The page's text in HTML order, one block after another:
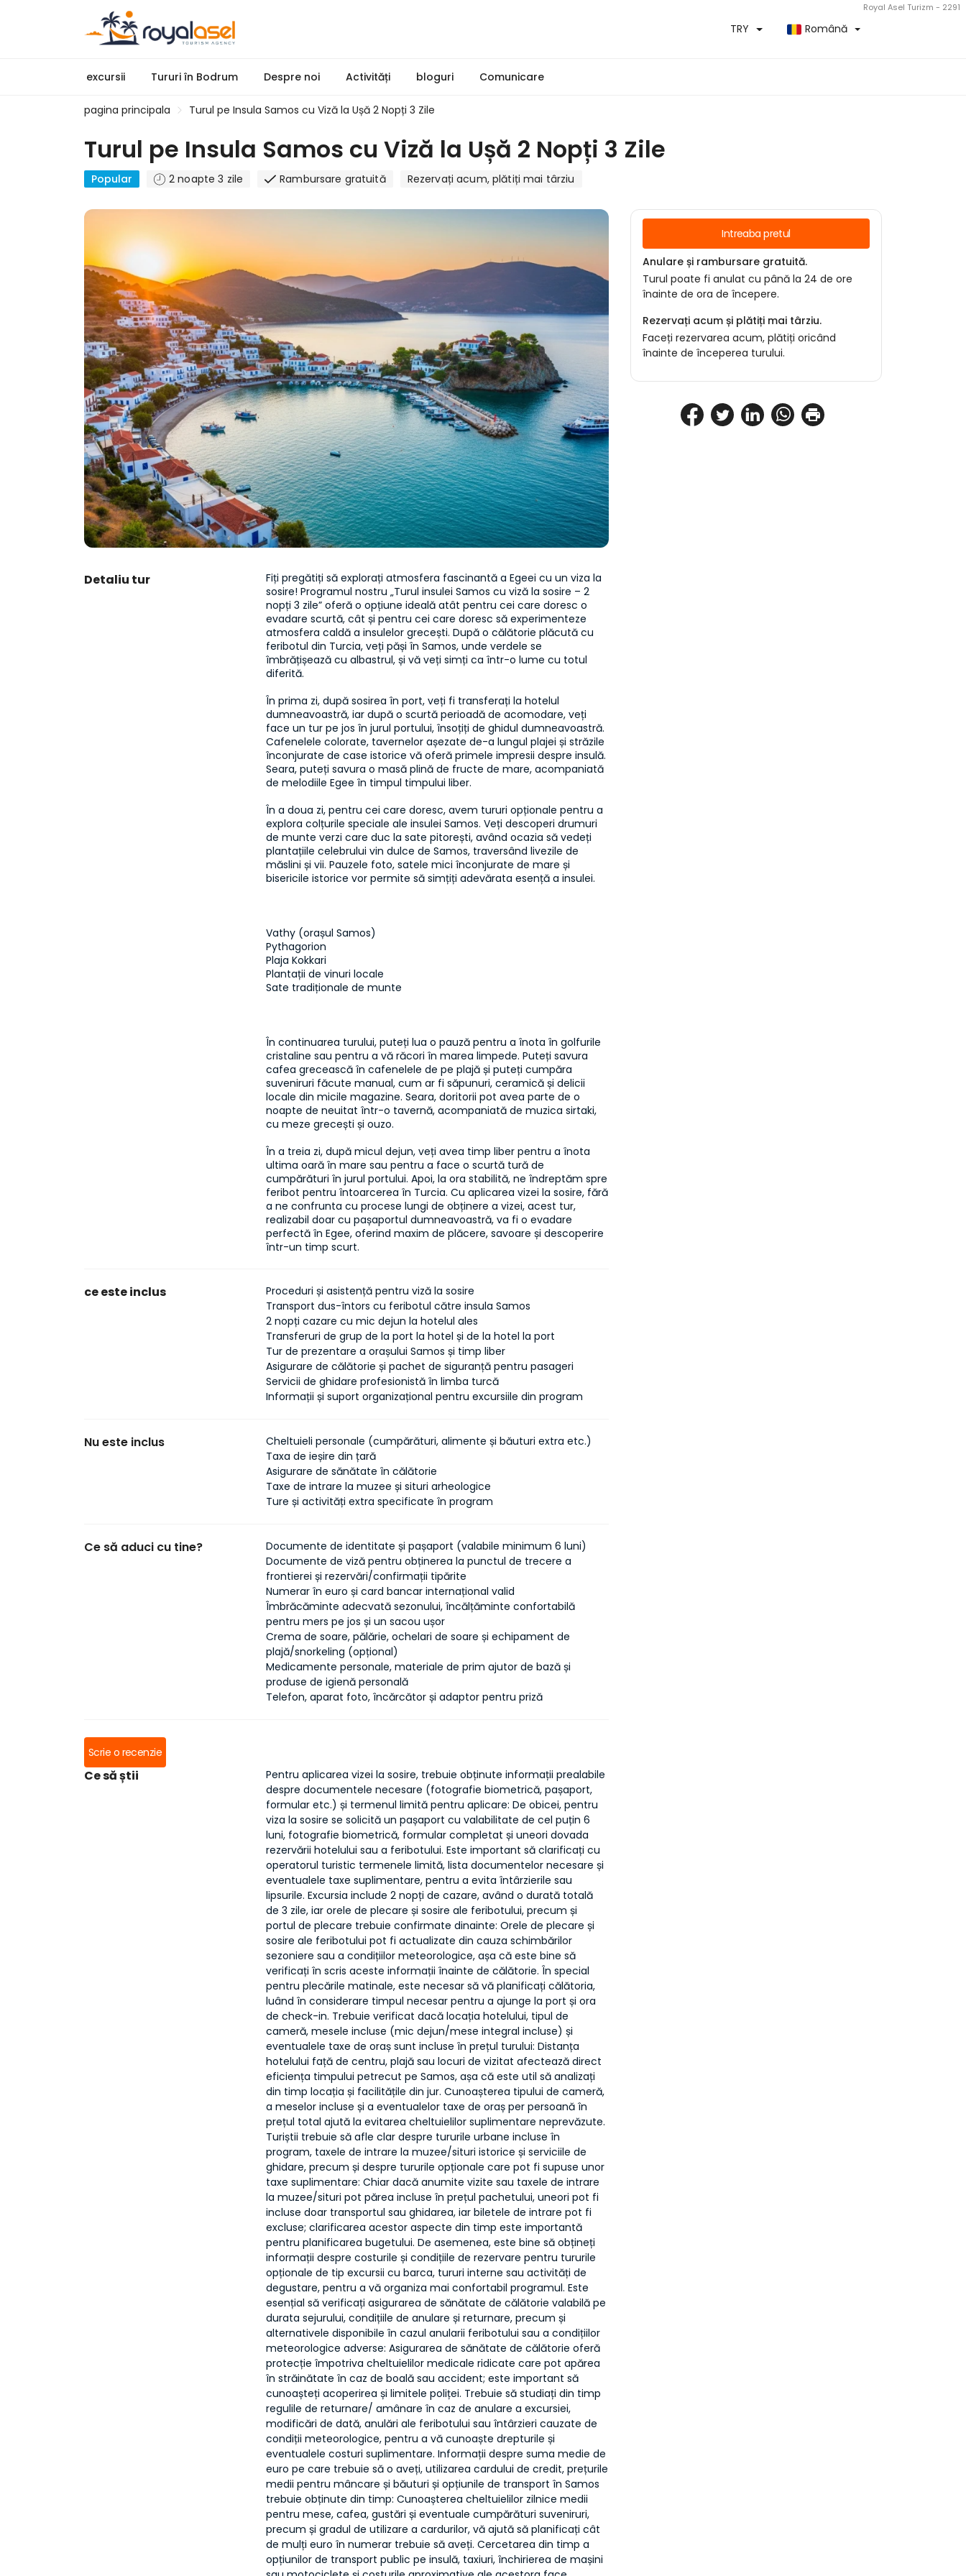
Royal Asel Turizm - 2291
TRY Română
excursii Tururi în Bodrum Despre noi Activități bloguri Comunicare
pagina principala Turul pe Insula Samos cu Viză la Ușă 2 Nopți 3 Zile
Turul pe Insula Samos cu Viză la Ușă 2 Nopți 3 Zile
Popular 2 noapte 3 zile Rambursare gratuită Rezervați acum, plătiți mai târziu
Detaliu tur
Fiți pregătiți să explorați atmosfera fascinantă a Egeei cu un viza la
sosire! Programul nostru „Turul insulei Samos cu viză la sosire – 2
nopți 3 zile” oferă o opțiune ideală atât pentru cei care doresc o
evadare scurtă, cât și pentru cei care doresc să experimenteze
atmosfera caldă a insulelor grecești. După o călătorie plăcută cu
feribotul din Turcia, veți păși în Samos, unde verdele se
îmbrățișează cu albastrul, și vă veți simți ca într-o lume cu totul
diferită.
În prima zi, după sosirea în port, veți fi transferați la hotelul
dumneavoastră, iar după o scurtă perioadă de acomodare, veți
face un tur pe jos în jurul portului, însoțiți de ghidul dumneavoastră.
Cafenelele colorate, tavernelor așezate de-a lungul plajei și străzile
înconjurate de case istorice vă oferă primele impresii despre insulă.
Seara, puteți savura o masă plină de fructe de mare, acompaniată
de melodiile Egee în timpul timpului liber.
În a doua zi, pentru cei care doresc, avem tururi opționale pentru a
explora colțurile speciale ale insulei Samos. Veți descoperi drumuri
de munte verzi care duc la sate pitorești, având ocazia să vedeți
plantațiile celebrului vin dulce de Samos, traversând livezile de
măslini și vii. Pauzele foto, satele mici înconjurate de mare și
Vathy (orașul Samos)
Pythagorion
Plaja Kokkari
Plantații de vinuri locale
În continuarea turului, puteți lua o pauză pentru a înota în golfurile
cristaline sau pentru a vă răcori în marea limpede. Puteți savura
cafea grecească în cafenelele de pe plajă și puteți cumpăra
suveniruri făcute manual, cum ar fi săpunuri, ceramică și delicii
locale din micile magazine. Seara, doritorii pot avea parte de o
noapte de neuitat într-o tavernă, acompaniată de muzica sirtaki,
cu meze grecești și ouzo.
În a treia zi, după micul dejun, veți avea timp liber pentru a înota
ultima oară în mare sau pentru a face o scurtă tură de
cumpărături în jurul portului. Apoi, la ora stabilită, ne îndreptăm spre
feribot pentru întoarcerea în Turcia. Cu aplicarea vizei la sosire, fără
a ne confrunta cu procese lungi de obținere a vizei, acest tur,
realizabil doar cu pașaportul dumneavoastră, va fi o evadare
perfectă în Egee, oferind maxim de plăcere, savoare și descoperire
într-un timp scurt.
ce este inclus
Proceduri și asistență pentru viză la sosire
Transport dus-întors cu feribotul către insula Samos
2 nopți cazare cu mic dejun la hotelul ales
Transferuri de grup de la port la hotel și de la hotel la port
Tur de prezentare a orașului Samos și timp liber
Asigurare de călătorie și pachet de siguranță pentru pasageri
Servicii de ghidare profesionistă în limba turcă
Informații și suport organizațional pentru excursiile din program
Nu este inclus
Cheltuieli personale (cumpărături, alimente și băuturi extra etc.)
Taxa de ieșire din țară
Asigurare de sănătate în călătorie
Taxe de intrare la muzee și situri arheologice
Ture și activități extra specificate în program
Ce să aduci cu tine?
Documente de identitate și pașaport (valabile minimum 6 luni)
Documente de viză pentru obținerea la punctul de trecere a
frontierei și rezervări/confirmații tipărite
Numerar în euro și card bancar internațional valid
Îmbrăcăminte adecvată sezonului, încălțăminte confortabilă
pentru mers pe jos și un sacou ușor
Crema de soare, pălărie, ochelari de soare și echipament de
plajă/snorkeling (opțional)
Medicamente personale, materiale de prim ajutor de bază și
produse de igienă personală
Telefon, aparat foto, încărcător și adaptor pentru priză
Scrie o recenzie
Ce să știi
Pentru aplicarea vizei la sosire, trebuie obținute informații prealabile
despre documentele necesare (fotografie biometrică, pașaport,
formular etc.) și termenul limită pentru aplicare: De obicei, pentru
viza la sosire se solicită un pașaport cu valabilitate de cel puțin 6
luni, fotografie biometrică, formular completat și uneori dovada
rezervării hotelului sau a feribotului. Este important să clarificați cu
operatorul turistic termenele limită, lista documentelor necesare și
eventualele taxe suplimentare, pentru a evita întârzierile sau
lipsurile. Excursia include 2 nopți de cazare, având o durată totală
de 3 zile, iar orele de plecare și sosire ale feribotului, precum și
portul de plecare trebuie confirmate dinainte: Orele de plecare și
sosire ale feribotului pot fi actualizate din cauza schimbărilor
sezoniere sau a condițiilor meteorologice, așa că este bine să
verificați în scris aceste informații înainte de călătorie. În special
pentru plecările matinale, este necesar să vă planificați călătoria,
luând în considerare timpul necesar pentru a ajunge la port și ora
de check-in. Trebuie verificat dacă locația hotelului, tipul de
cameră, mesele incluse (mic dejun/mese integral incluse) și
eventualele taxe de oraș sunt incluse în prețul turului: Distanța
hotelului față de centru, plajă sau locuri de vizitat afectează direct
eficiența timpului petrecut pe Samos, așa că este util să analizați
din timp locația și facilitățile din jur. Cunoașterea tipului de cameră,
a meselor incluse și a eventualelor taxe de oraș per persoană în
prețul total ajută la evitarea cheltuielilor suplimentare neprevăzute.
Turiștii trebuie să afle clar despre tururile urbane incluse în
program, taxele de intrare la muzee/situri istorice și serviciile de
ghidare, precum și despre tururile opționale care pot fi supuse unor
taxe suplimentare: Chiar dacă anumite vizite sau taxele de intrare
la muzee/situri pot părea incluse în prețul pachetului, uneori pot fi
incluse doar transportul sau ghidarea, iar biletele de intrare pot fi
excluse; clarificarea acestor aspecte din timp este importantă
pentru planificarea bugetului. De asemenea, este bine să obțineți
informații despre costurile și condițiile de rezervare pentru tururile
opționale de tip excursii cu barca, tururi interne sau activități de
degustare, pentru a vă organiza mai confortabil programul. Este
esențial să verificați asigurarea de sănătate de călătorie valabilă pe
durata sejurului, condițiile de anulare și returnare, precum și
alternativele disponibile în cazul anularii feribotului sau a condițiilor
meteorologice adverse: Asigurarea de sănătate de călătorie oferă
protecție împotriva cheltuielilor medicale ridicate care pot apărea
în străinătate în caz de boală sau accident; este important să
cunoașteți acoperirea și limitele poliței. Trebuie să studiați din timp
regulile de returnare/ amânare în caz de anulare a excursiei,
modificări de dată, anulări ale feribotului sau întârzieri cauzate de
condiții meteorologice, pentru a vă cunoaște drepturile și
eventualele costuri suplimentare. Informații despre suma medie de
euro pe care trebuie să o aveți, utilizarea cardului de credit, prețurile
medii pentru mâncare și băuturi și opțiunile de transport în Samos
trebuie obținute din timp: Cunoașterea cheltuielilor zilnice medii
pentru mese, cafea, gustări și eventuale cumpărături suveniruri,
precum și gradul de utilizare a cardurilor, vă ajută să planificați cât
de mulți euro în numerar trebuie să aveți. Cercetarea din timp a
opțiunilor de transport public pe insulă, taxiuri, închirierea de mașini
Intreaba pretul
Anulare și rambursare gratuită.
Turul poate fi anulat cu până la 24 de ore
înainte de ora de începere.
Rezervați acum și plătiți mai târziu.
Faceți rezervarea acum, plătiți oricând
înainte de începerea turului.